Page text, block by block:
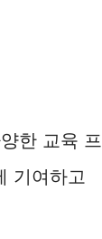
한 교육 프
기여하고